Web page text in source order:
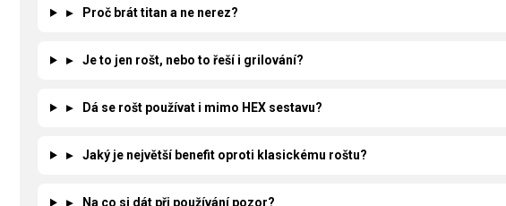
▸ Proč brát titan a ne nerez?
▸ Je to jen rošt, nebo to řeší i grilování?
▸ Dá se rošt používat i mimo HEX sestavu?
▸ Jaký je největší benefit oproti klasickému roštu?
▸ Na co si dát při používání pozor?